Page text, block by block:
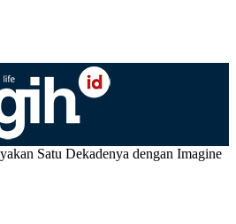
Satu Dekadenya dengan Imagine